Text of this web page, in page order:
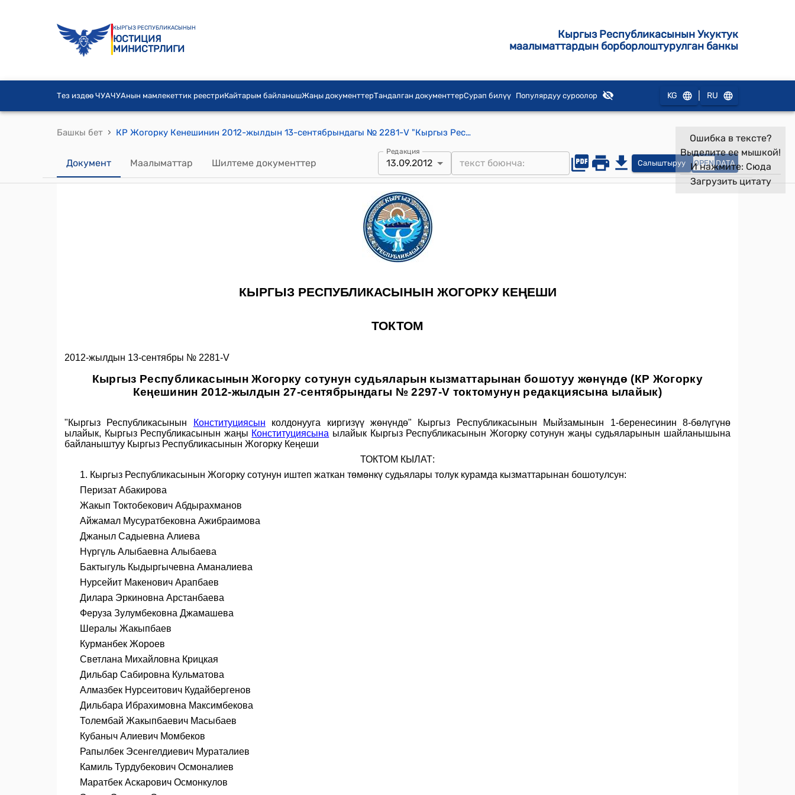
КЫРГЫЗ РЕСПУБЛИКАСЫНЫН
ЮСТИЦИЯ
МИНИСТРЛИГИ
Кыргыз Республикасынын Укуктук
маалыматтардын борборлоштурулган банкы
Тез издөө ЧУАЧУАнын мамлекеттик реестриКайтарым байланышЖаңы документтерТандалган документтерСурап билүү Популярдуу суроолор KG RU
Башкы бет › КР Жогорку Кенешинин 2012-жылдын 13-сентябрындагы № 2281-V "Кыргыз Республикасынын Жогорку сотунун судьяларын кызматтарынан бошотуу жөнүндө (КР Жогорку Кеңешинин 2012-жылдын 27-сентябрындагы № 2297-V токтомунун редакциясына ылайык)" токтому
Документ Маалыматтар Шилтеме документтер
Редакция
13.09.2012 Салыштыруу OPEN DATA
Ошибка в тексте?
Выделите ее мышкой!
И нажмите: Сюда
Загрузить цитату